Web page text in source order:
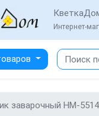
Интернет-
заварочный HM-